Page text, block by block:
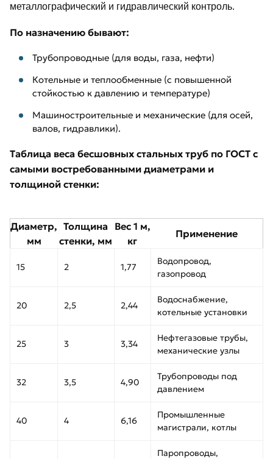
металлографический и гидравлический контроль.
По назначению бывают:
Трубопроводные (для воды, газа, нефти)
Котельные и теплообменные (с повышенной
стойкостью к давлению и температуре)
Машиностроительные и механические (для осей,
валов, гидравлики).
Таблица веса бесшовных стальных труб по ГОСТ с
самыми востребованными диаметрами и
толщиной стенки:
Диаметр,
мм
Толщина
стенки, мм
Вес 1 м,
кг
Применение
15 2 1,77
Водопровод,
газопровод
20 2,5 2,44
Водоснабжение,
котельные установки
25 3 3,34
Нефтегазовые трубы,
механические узлы
32 3,5 4,90
Трубопроводы под
давлением
40 4 6,16
Промышленные
магистрали, котлы
Паропроводы,